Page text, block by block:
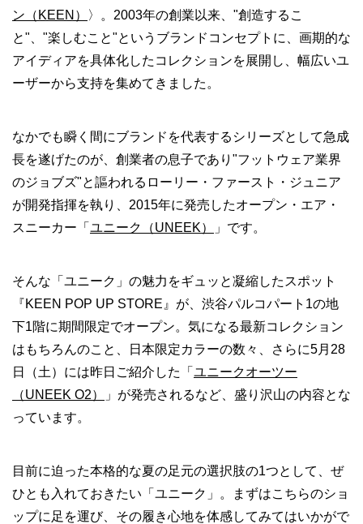
ン（KEEN）
〉。2003年の創業以来、"創造するこ
と"、"楽しむこと"というブランドコンセプトに、画期的な
アイディアを具体化したコレクションを展開し、幅広いユ
ーザーから支持を集めてきました。
なかでも瞬く間にブランドを代表するシリーズとして急成
長を遂げたのが、創業者の息子であり"フットウェア業界
のジョブズ"と謳われるローリー・ファースト・ジュニア
が開発指揮を執り、2015年に発売したオープン・エア・
スニーカー「 ユニーク（UNEEK） 」です。
そんな「ユニーク」の魅力をギュッと凝縮したスポット
『KEEN POP UP STORE』が、渋谷パルコパート1の地
下1階に期間限定でオープン。気になる最新コレクション
はもちろんのこと、日本限定カラーの数々、さらに5月28
日（土）には昨日ご紹介した「 ユニークオーツー
（UNEEK O2）
」が発売されるなど、盛り沢山の内容とな
っています。
目前に迫った本格的な夏の足元の選択肢の1つとして、ぜ
ひとも入れておきたい「ユニーク」。まずはこちらのショ
ップに足を運び、その履き心地を体感してみてはいかがで